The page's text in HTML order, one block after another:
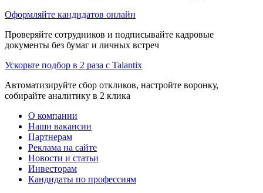
Оформляйте кандидатов онлайн
Проверяйте сотрудников и подписывайте кадровые
документы без бумаг и личных встреч
Ускорьте подбор в 2 раза с Talantix
Автоматизируйте сбор откликов, настройте воронку,
собирайте аналитику в 2 клика
О компании
Наши вакансии
Партнерам
Реклама на сайте
Новости и статьи
Инвесторам
Кандидаты по профессиям